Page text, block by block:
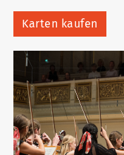
Karten kaufen